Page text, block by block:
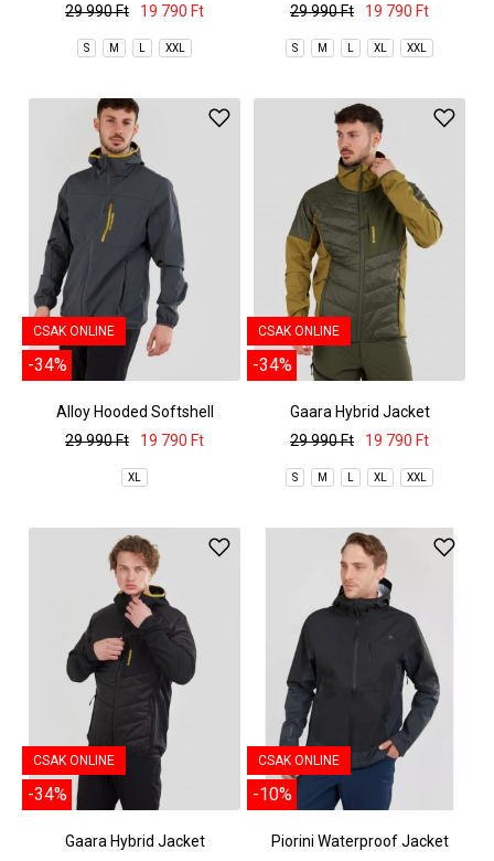
29 990 Ft
19 790 Ft
S M L XXL
29 990 Ft
19 790 Ft
S M L XL XXL
CSAK ONLINE
-34%
Alloy Hooded Softshell
29 990 Ft
19 790 Ft
XL
CSAK ONLINE
-34%
Gaara Hybrid Jacket
29 990 Ft
19 790 Ft
S M L XL XXL
CSAK ONLINE
-34%
Gaara Hybrid Jacket
CSAK ONLINE
-10%
Piorini Waterproof Jacket